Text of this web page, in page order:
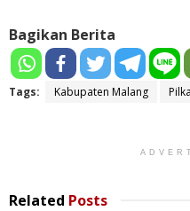
Bagikan Berita
Tags: Kabupaten Malang
Related Posts